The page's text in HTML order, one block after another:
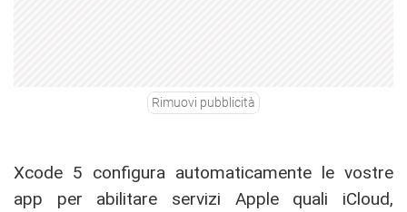
Rimuovi pubblicità
Xcode 5 configura automaticamente le vostre
app per abilitare servizi Apple quali iCloud,